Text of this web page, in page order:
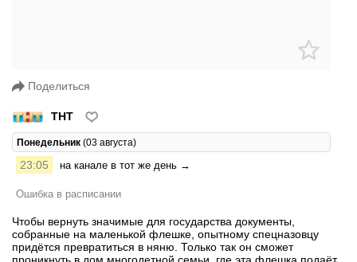
Поделиться
ТНТ
Понедельник (03 августа)
23:05 на канале в тот же день →
Ошибка в расписании
Чтобы вернуть значимые для государства документы,
собранные на маленькой флешке, опытному спецназовцу
придётся превратиться в няню. Только так он сможет
проникнуть в дом многодетной семьи, где эта флешка подаёт